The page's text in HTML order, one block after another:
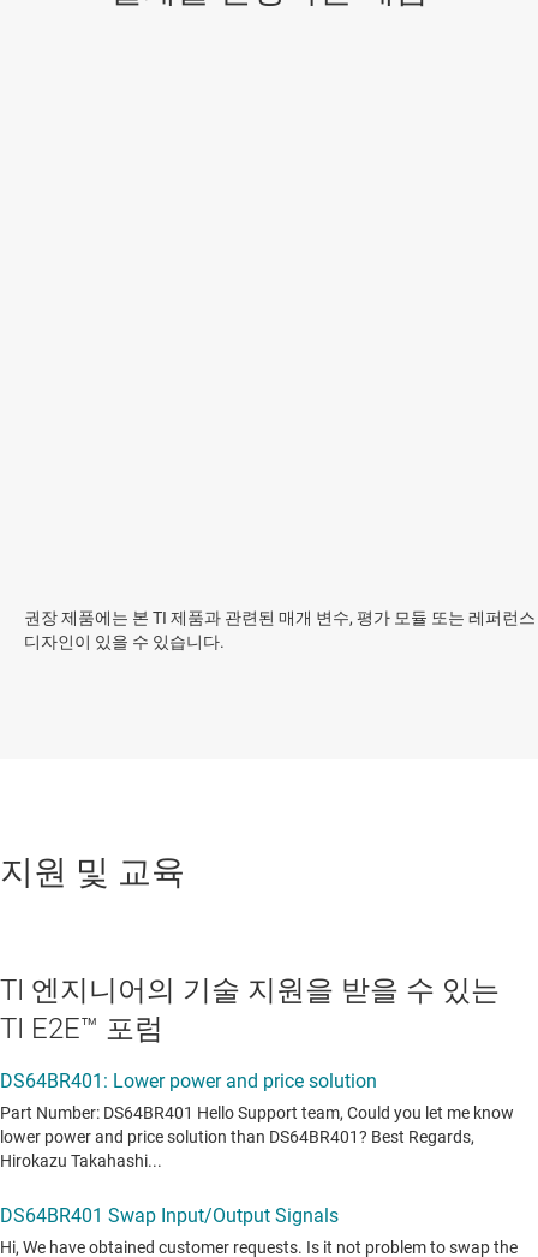
권장 제품에는 본 TI 제품과 관련된 매개 변수, 평가 모듈 또는 레퍼런스
디자인이 있을 수 있습니다.
지원 및 교육
TI 엔지니어의 기술 지원을 받을 수 있는
TI E2E™ 포럼